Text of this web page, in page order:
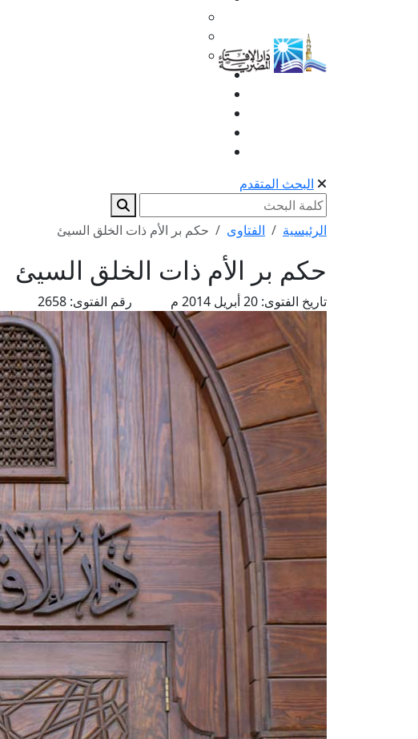
البحث المتقدم
الرئيسية الفتاوى حكم بر الأم ذات الخلق السيئ
حكم بر الأم ذات الخلق السيئ
تاريخ الفتوى: رقم الفتوى: